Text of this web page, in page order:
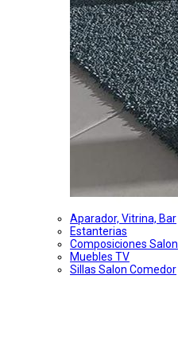
Aparador, Vitrina, Bar
Estanterias
Composiciones Salon
Muebles TV
Sillas Salon Comedor